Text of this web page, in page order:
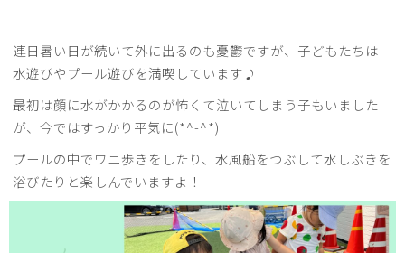
連日暑い日が続いて外に出るのも憂鬱ですが、子どもたちは
水遊びやプール遊びを満喫しています♪
最初は顔に水がかかるのが怖くて泣いてしまう子もいました
が、今ではすっかり平気に(*^-^*)
プールの中でワニ歩きをしたり、水風船をつぶして水しぶきを
浴びたりと楽しんでいますよ！